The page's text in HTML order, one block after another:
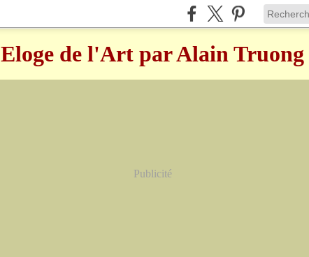
Eloge de l'Art par Alain Truong
Publicité